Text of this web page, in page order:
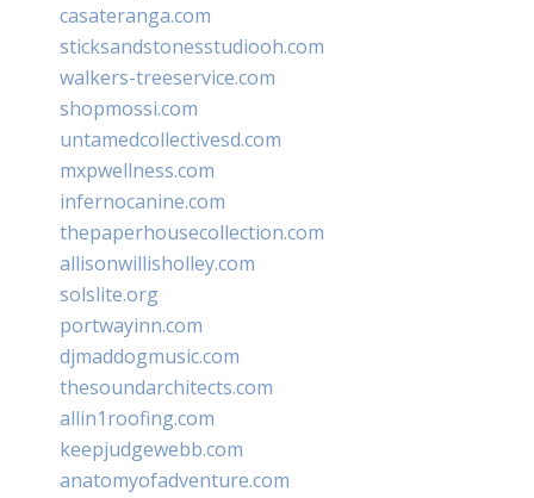
casateranga.com
sticksandstonesstudiooh.com
walkers-treeservice.com
shopmossi.com
untamedcollectivesd.com
mxpwellness.com
infernocanine.com
thepaperhousecollection.com
allisonwillisholley.com
solslite.org
portwayinn.com
djmaddogmusic.com
thesoundarchitects.com
allin1roofing.com
keepjudgewebb.com
anatomyofadventure.com